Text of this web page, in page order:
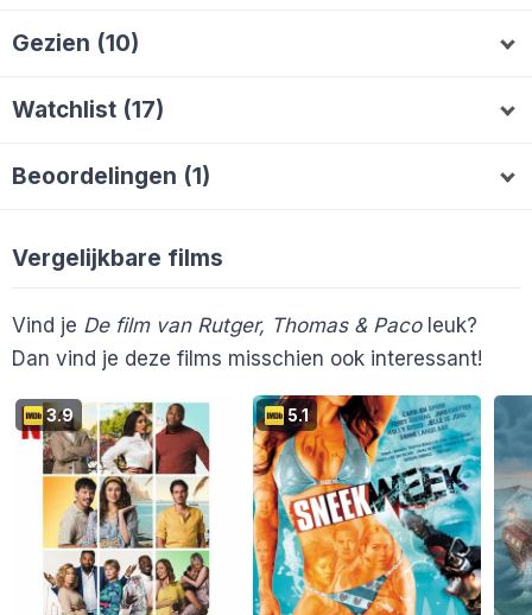
Gezien (10)
J Joyce1986 W
Watchlist (17)
F fengzi M Mitchelpouwels
En 7 anderen...
Beoordelingen (1)
Vergelijkbare films
Vind je De film van Rutger, Thomas & Pacoleuk?
Dan vind je deze films misschien ook interessant!
3.9 5.1